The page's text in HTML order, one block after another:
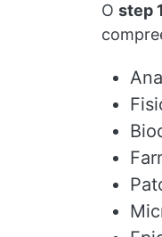
O step 1